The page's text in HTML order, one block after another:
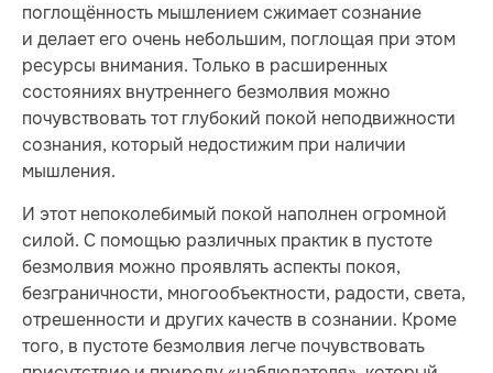
поглощённость мышлением сжимает сознание
и делает его очень небольшим, поглощая при этом
ресурсы внимания. Только в расширенных
состояниях внутреннего безмолвия можно
почувствовать тот глубокий покой неподвижности
сознания, который недостижим при наличии
мышления.
И этот непоколебимый покой наполнен огромной
силой. С помощью различных практик в пустоте
безмолвия можно проявлять аспекты покоя,
безграничности, многообъектности, радости, света,
отрешенности и других качеств в сознании. Кроме
того, в пустоте безмолвия легче почувствовать